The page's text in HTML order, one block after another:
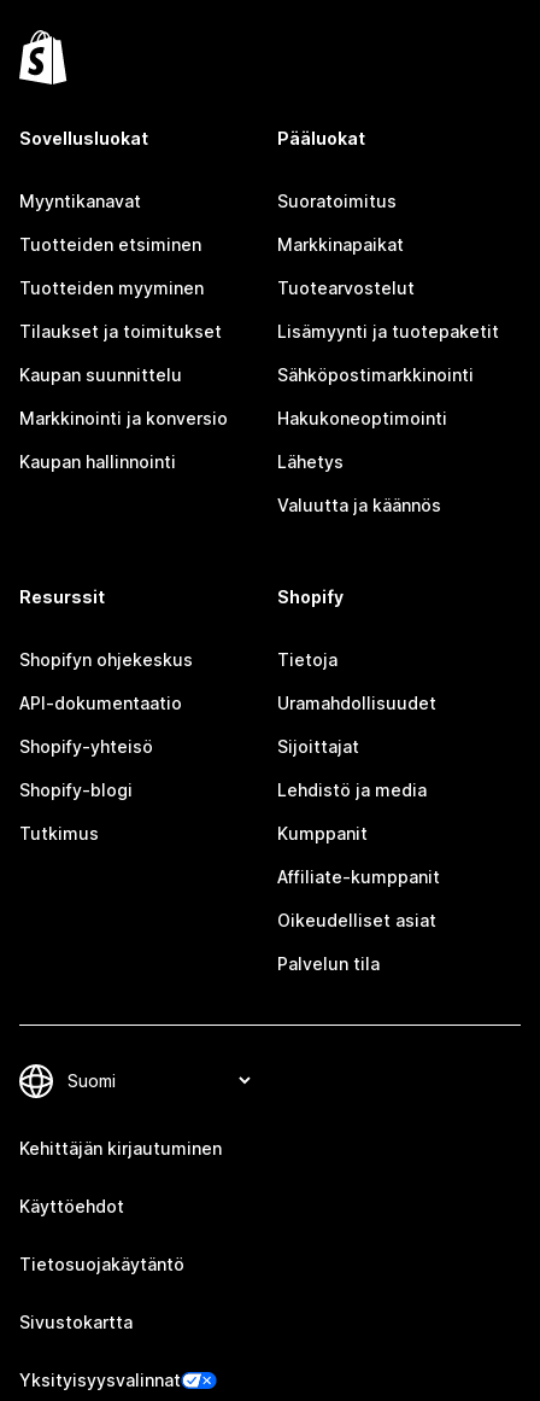
Sovellusluokat
Myyntikanavat
Tuotteiden etsiminen
Tuotteiden myyminen
Tilaukset ja toimitukset
Kaupan suunnittelu
Markkinointi ja konversio
Kaupan hallinnointi
Pääluokat
Suoratoimitus
Markkinapaikat
Tuotearvostelut
Lisämyynti ja tuotepaketit
Sähköpostimarkkinointi
Hakukoneoptimointi
Lähetys
Valuutta ja käännös
Resurssit
Shopifyn ohjekeskus
API-dokumentaatio
Shopify-yhteisö
Shopify-blogi
Tutkimus
Shopify
Tietoja
Uramahdollisuudet
Sijoittajat
Lehdistö ja media
Kumppanit
Affiliate-kumppanit
Oikeudelliset asiat
Palvelun tila
Kehittäjän kirjautuminen
Käyttöehdot
Tietosuojakäytäntö
Sivustokartta
Yksityisyysvalinnat